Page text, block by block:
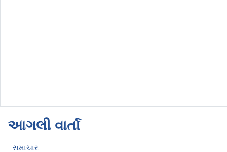
આગલી વાર્તા
સમાચાર